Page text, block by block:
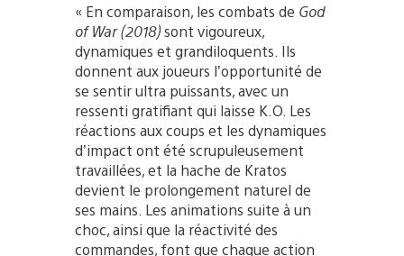
« En comparaison, les combats de God
of War (2018)sont vigoureux,
dynamiques et grandiloquents. Ils
donnent aux joueurs l’opportunité de
se sentir ultra puissants, avec un
ressenti gratifiant qui laisse K.O. Les
réactions aux coups et les dynamiques
d’impact ont été scrupuleusement
travaillées, et la hache de Kratos
devient le prolongement naturel de
ses mains. Les animations suite à un
choc, ainsi que la réactivité des
commandes, font que chaque action